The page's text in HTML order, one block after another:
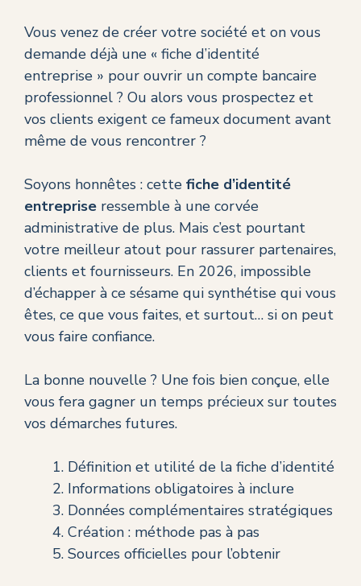
Vous venez de créer votre société et on vous
demande déjà une « fiche d’identité
entreprise » pour ouvrir un compte bancaire
professionnel ? Ou alors vous prospectez et
vos clients exigent ce fameux document avant
même de vous rencontrer ?
Soyons honnêtes : cette fiche d’identité
entreprise ressemble à une corvée
administrative de plus. Mais c’est pourtant
votre meilleur atout pour rassurer partenaires,
clients et fournisseurs. En 2026, impossible
d’échapper à ce sésame qui synthétise qui vous
êtes, ce que vous faites, et surtout… si on peut
vous faire confiance.
La bonne nouvelle ? Une fois bien conçue, elle
vous fera gagner un temps précieux sur toutes
vos démarches futures.
Définition et utilité de la fiche d’identité
Informations obligatoires à inclure
Données complémentaires stratégiques
Création : méthode pas à pas
Sources officielles pour l’obtenir